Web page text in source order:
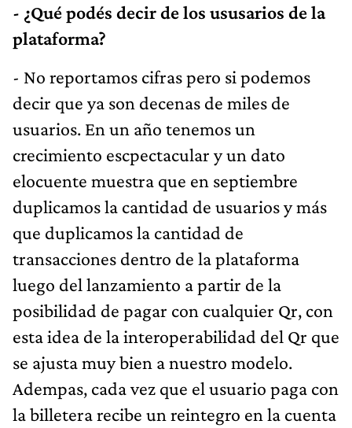
- ¿Qué podés decir de los ususarios de la
plataforma?
- No reportamos cifras pero si podemos
decir que ya son decenas de miles de
usuarios. En un año tenemos un
crecimiento escpectacular y un dato
elocuente muestra que en septiembre
duplicamos la cantidad de usuarios y más
que duplicamos la cantidad de
transacciones dentro de la plataforma
luego del lanzamiento a partir de la
posibilidad de pagar con cualquier Qr, con
esta idea de la interoperabilidad del Qr que
se ajusta muy bien a nuestro modelo.
Adempas, cada vez que el usuario paga con
la billetera recibe un reintegro en la cuenta